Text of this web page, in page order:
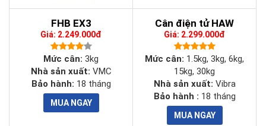
Cấp chính
Cấp III theo OIML, ĐLVN15:2009
kg, g, lb, oz
Thời gian
ổn định
3 giây
FHB EX3
Giá: 2.249.000đ
Mức cân: 3kg
Nhà sản xuất: VMC
Bảo hành: 18 tháng
Cân điện tử HAW
Giá: 2.299.000đ
Mức cân: 1.5kg, 3kg, 6kg,
15kg, 30kg
Nhà sản xuất: Vibra
Bảo hành : 18 tháng